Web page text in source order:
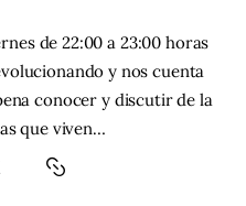
de 22:00 a 23:00 horas
y nos cuenta
conocer y discutir de la
que viven…